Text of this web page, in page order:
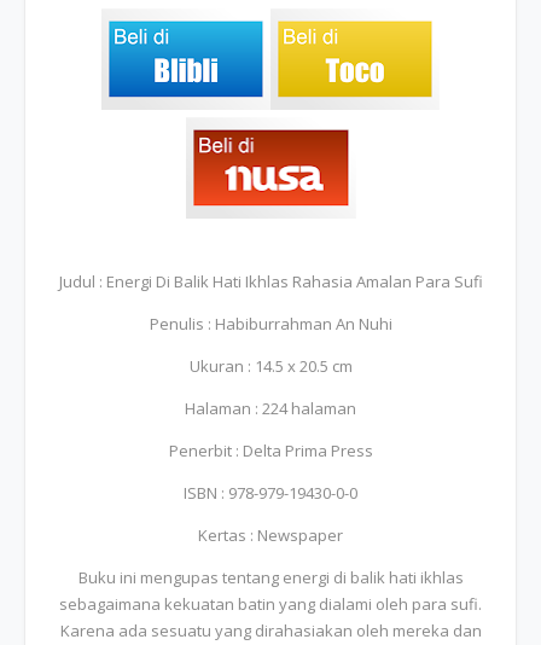
Judul : Energi Di Balik Hati Ikhlas Rahasia Amalan Para Sufi
Penulis : Habiburrahman An Nuhi
Ukuran : 14.5 x 20.5 cm
Halaman : 224 halaman
Penerbit : Delta Prima Press
ISBN : 978-979-19430-0-0
Kertas : Newspaper
Buku ini mengupas tentang energi di balik hati ikhlas
sebagaimana kekuatan batin yang dialami oleh para sufi.
Karena ada sesuatu yang dirahasiakan oleh mereka dan